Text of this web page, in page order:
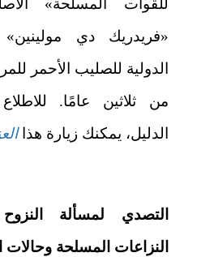
للقوات المسلحة»
«فريدريك دي مولينين»
الدولية للصليب الأحمر
من ثلاثين عامًا.
الدليل، يمكنك زيارة هذا
التصدي لمسألة النزوح
النزاعات المسلحة وحالات